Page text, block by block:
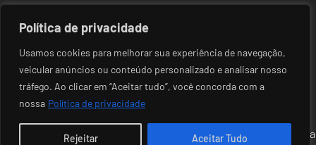
Política de privacidade
Usamos cookies para melhorar sua experiência de navegação,
veicular anúncios ou conteúdo personalizado e analisar nosso
tráfego. Ao clicar em “Aceitar tudo”, você concorda com a
nossa Política de privacidade
Rejeitar Aceitar Tudo
+55 (11)
© Copyright 2025 Vortex - Todos os direitos reservados. |
Politica